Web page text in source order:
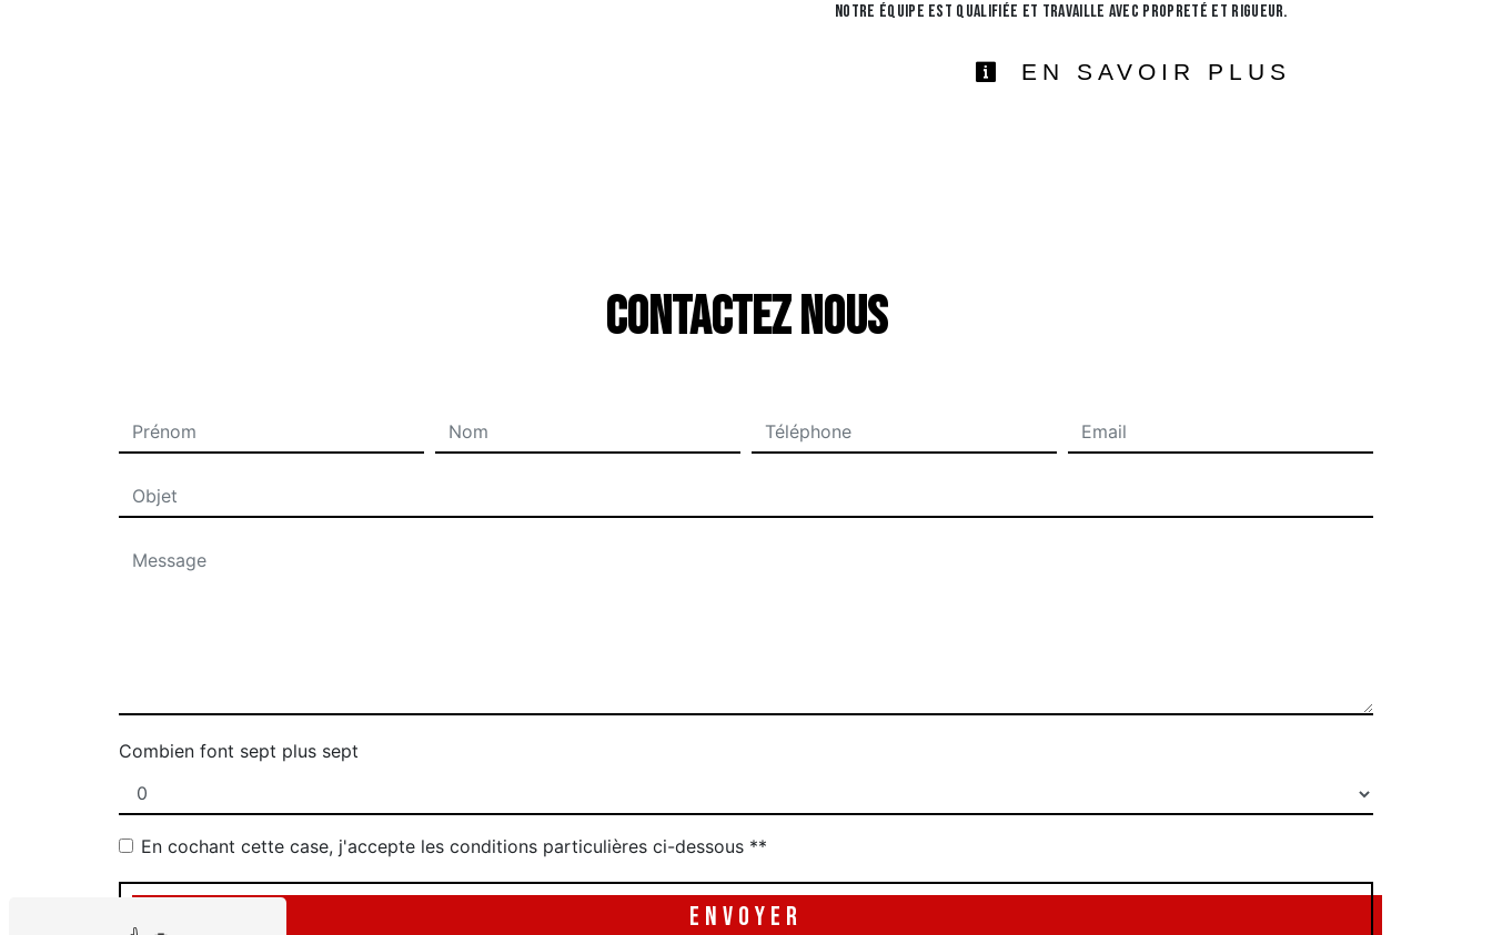
notre équipe est qualifiée et travaille avec propreté et rigueur.
EN SAVOIR PLUS
Contactez nous
Combien font sept plus sept
En cochant cette case, j'accepte les conditions particulières ci-dessous **
ENVOYER